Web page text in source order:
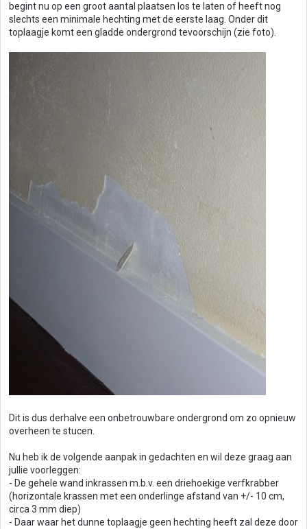
begint nu op een groot aantal plaatsen los te laten of heeft nog
slechts een minimale hechting met de eerste laag. Onder dit
toplaagje komt een gladde ondergrond tevoorschijn (zie foto).
Dit is dus derhalve een onbetrouwbare ondergrond om zo opnieuw
overheen te stucen.
Nu heb ik de volgende aanpak in gedachten en wil deze graag aan
jullie voorleggen:
- De gehele wand inkrassen m.b.v. een driehoekige verfkrabber
(horizontale krassen met een onderlinge afstand van +/- 10 cm,
circa 3 mm diep)
- Daar waar het dunne toplaagje geen hechting heeft zal deze door